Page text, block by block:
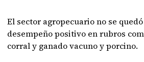
El sector agropecuario no se
desempeño positivo en rubros
corral y ganado vacuno y porcino.